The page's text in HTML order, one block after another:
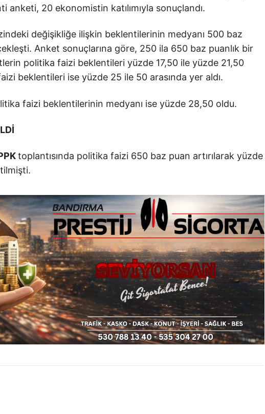
anketi, 20 ekonomistin katılımıyla sonuçlandı.
değişikliğe ilişkin beklentilerinin medyanı 500 baz
Anket sonuçlarına göre, 250 ila 650 baz puanlık bir
politika faizi beklentileri yüzde 17,50 ile yüzde 21,50
beklentileri ise yüzde 25 ile 50 arasında yer aldı.
faizi beklentilerinin medyanı ise yüzde 28,50 oldu.
toplantısında politika faizi 650 baz puan artırılarak yüzde